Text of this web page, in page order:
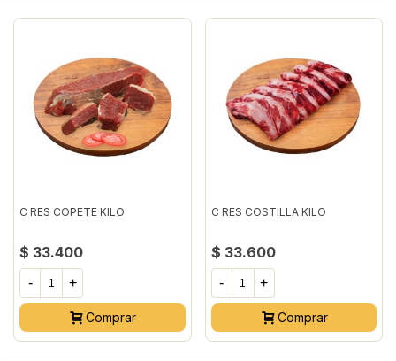
C RES COPETE KILO
$ 33.400
- +
Comprar
C RES COSTILLA KILO
$ 33.600
- +
Comprar